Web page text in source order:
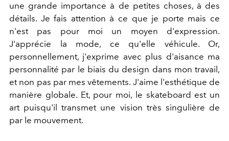
une grande importance à de petites choses, à des
détails. Je fais attention à ce que je porte mais ce
n'est pas pour moi un moyen d'expression.
J'apprécie la mode, ce qu'elle véhicule. Or,
personnellement, j'exprime avec plus d'aisance ma
personnalité par le biais du design dans mon travail,
et non pas par mes vêtements. J'aime l'esthétique de
manière globale. Et, pour moi, le skateboard est un
art puisqu'il transmet une vision très singulière de
par le mouvement.